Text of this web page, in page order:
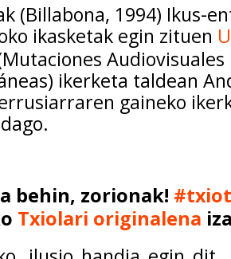
(Billabona, 1994) Ikus-
ikasketak egin zituen
Audiovisuales
ikerketa taldean
gaineko
behin, zorionak!
Txiolari originalena